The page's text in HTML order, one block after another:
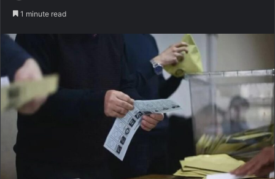
1 minute read